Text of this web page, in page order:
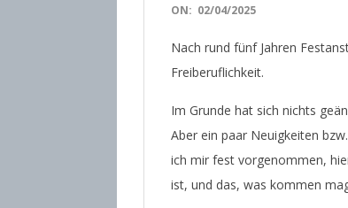
2025-
02
ON: 02/04/2025
Nach rund fünf Jahren
Freiberuflichkeit.
Im Grunde hat sich nichts
Aber ein paar Neuigkeiten
ich mir fest vorgenommen,
ist, und das, was kommen